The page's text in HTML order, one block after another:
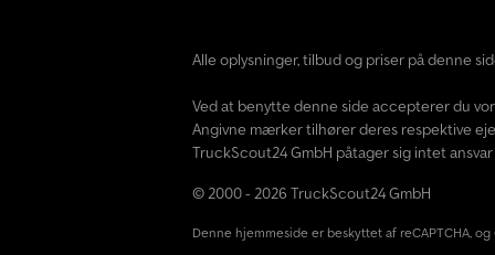
Alle oplysninger, tilbud og priser på denne
Ved at benytte denne side accepterer du
Angivne mærker tilhører deres respektive
TruckScout24 GmbH påtager sig intet
© 2000 - 2026 TruckScout24 GmbH
Denne hjemmeside er beskyttet af reCAPTCHA, og